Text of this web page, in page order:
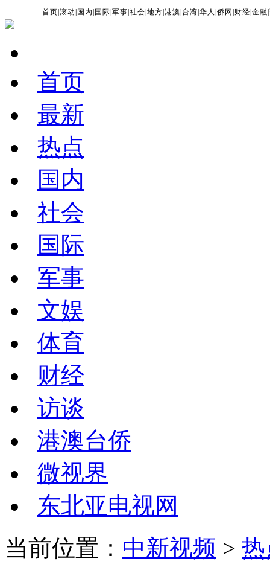
首页 |滚动 国内 国际 |军事 |社会 |地方 |港澳 台湾 |华人 |侨网 财经 |金融 |
首页
最新
热点
国内
社会
国际
军事
文娱
体育
财经
访谈
港澳台侨
微视界
东北亚电视网
当前位置： 中新视频 >